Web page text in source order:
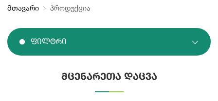
მთავარი პროდუქცია
Ფილტრი
მცენარეთა დაცვა